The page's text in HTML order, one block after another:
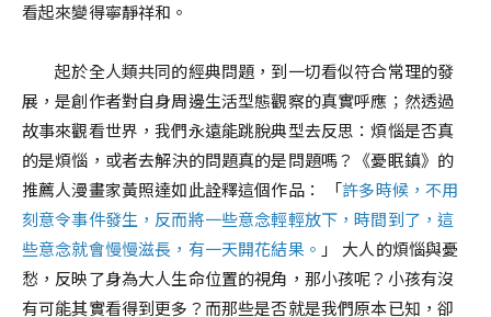
看起來變得寧靜祥和。
起於全人類共同的經典問題，到一切看似符合常理的發
展，是創作者對自身周邊生活型態觀察的真實呼應；然透過
故事來觀看世界，我們永遠能跳脫典型去反思：煩惱是否真
的是煩惱，或者去解決的問題真的是問題嗎？《憂眠鎮》的
推薦人漫畫家黃照達如此詮釋這個作品： 「許多時候，不用
刻意令事件發生，反而將一些意念輕輕放下，時間到了，這
些意念就會慢慢滋長，有一天開花結果。 」 大人的煩惱與憂
愁，反映了身為大人生命位置的視角，那小孩呢？小孩有沒
有可能其實看得到更多？而那些是否就是我們原本已知，卻